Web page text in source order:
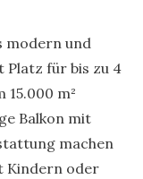
modern und
für bis zu 4
m²
Balkon mit
machen
Kindern oder